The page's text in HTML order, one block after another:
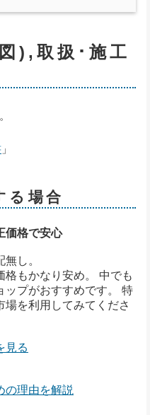
),取扱･施工
」
る場合
価格で安心
し。
格もかなり安め。 中でも
ップがおすすめです。 特
場を利用してみてくださ
見る
の理由を解説